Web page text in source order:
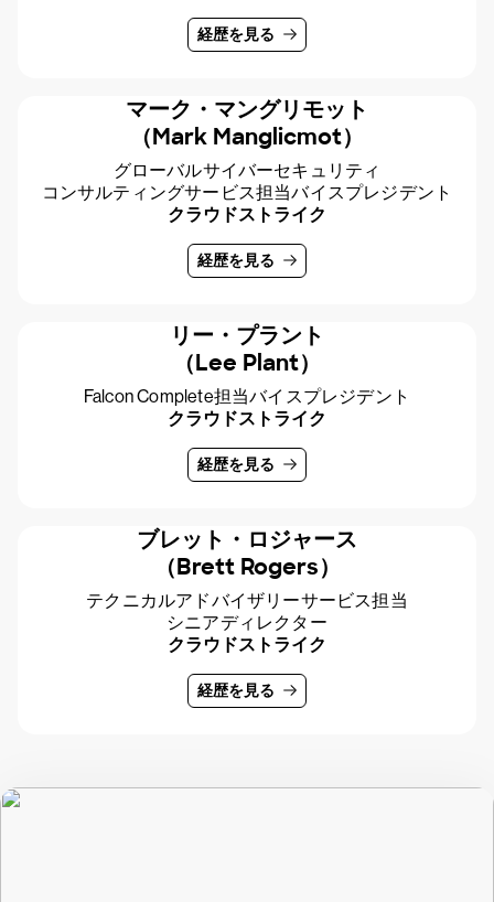
経歴を見る
マーク・マングリモット
（Mark Manglicmot）
グローバルサイバーセキュリティ
コンサルティングサービス担当バイスプレジデント
クラウドストライク
経歴を見る
リー・プラント
（Lee Plant）
Falcon Complete担当バイスプレジデント
クラウドストライク
経歴を見る
ブレット・ロジャース
（Brett Rogers）
テクニカルアドバイザリーサービス担当
シニアディレクター
クラウドストライク
経歴を見る